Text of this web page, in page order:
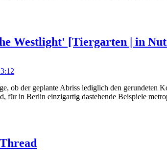
Westlight' [Tiergarten | in
ob der geplante Abriss lediglich den gerundeten
für in Berlin einzigartig dastehende Beispiele